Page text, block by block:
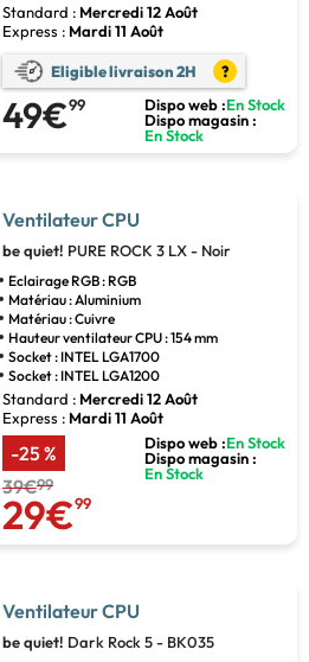
Standard : Mercredi 12 Août
Express : Mardi 11 Août
Eligible livraison 2H ?
49€99 Dispo web :En Stock
Dispo magasin :
En Stock
Ventilateur CPU
be quiet! PURE ROCK 3 LX - Noir
Eclairage RGB : RGB
Matériau : Aluminium
Matériau : Cuivre
Hauteur ventilateur CPU : 154 mm
Socket : INTEL LGA1700
Socket : INTEL LGA1200
Standard : Mercredi 12 Août
Express : Mardi 11 Août
-25 %
39€99
29€99
Dispo web :En Stock
Dispo magasin :
En Stock
Ventilateur CPU
be quiet! Dark Rock 5 - BK035